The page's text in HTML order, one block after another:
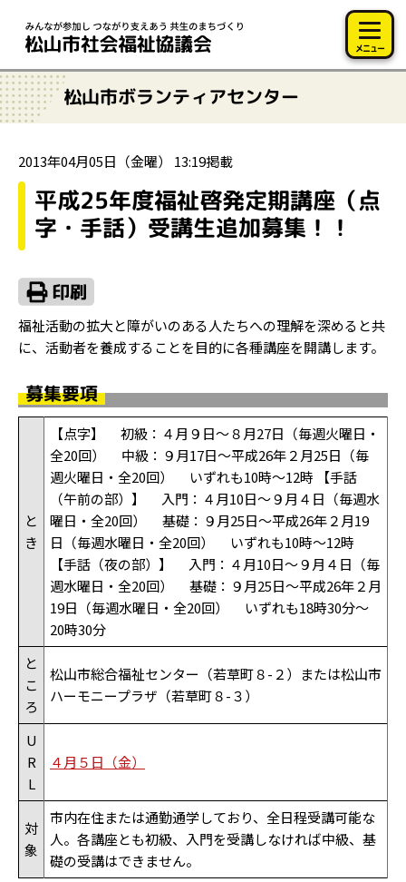
メニュー
松山市ボランティアセンター
2013年04月05日（金曜） 13:19掲載
平成25年度福祉啓発定期講座（点
字・手話）受講生追加募集！！
福祉活動の拡大と障がいのある人たちへの理解を深めると共
に、活動者を養成することを目的に各種講座を開講します。
募集要項
と
き
【点字】 初級：４月９日～８月27日（毎週火曜日・
全20回） 中級：９月17日～平成26年２月25日（毎
週火曜日・全20回） いずれも10時～12時 【手話
（午前の部）】 入門：４月10日～９月４日（毎週水
曜日・全20回） 基礎：９月25日～平成26年２月19
日（毎週水曜日・全20回） いずれも10時～12時
【手話（夜の部）】 入門：４月10日～９月４日（毎
週水曜日・全20回） 基礎：９月25日～平成26年２月
19日（毎週水曜日・全20回） いずれも18時30分～
20時30分
と
こ
ろ
松山市総合福祉センター（若草町８-２）または松山市
ハーモニープラザ（若草町８-３）
U
R
L
４月５日（金）
対
象
市内在住または通勤通学しており、全日程受講可能な
人。各講座とも初級、入門を受講しなければ中級、基
礎の受講はできません。